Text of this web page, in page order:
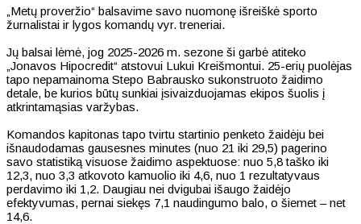
„Metų proveržio“ balsavime savo nuomonę išreiškė sporto
žurnalistai ir lygos komandų vyr. treneriai.
Jų balsai lėmė, jog 2025-2026 m. sezone ši garbė atiteko
„Jonavos Hipocredit“ atstovui Lukui Kreišmontui. 25-erių puolėjas
tapo nepamainoma Stepo Babrausko sukonstruoto žaidimo
detale, be kurios būtų sunkiai įsivaizduojamas ekipos šuolis į
atkrintamąsias varžybas.
Komandos kapitonas tapo tvirtu startinio penketo žaidėju bei
išnaudodamas gausesnes minutes (nuo 21 iki 29,5) pagerino
savo statistiką visuose žaidimo aspektuose: nuo 5,8 taško iki
12,3, nuo 3,3 atkovoto kamuolio iki 4,6, nuo 1 rezultatyvaus
perdavimo iki 1,2. Daugiau nei dvigubai išaugo žaidėjo
efektyvumas, pernai siekęs 7,1 naudingumo balo, o šiemet – net
14,6.